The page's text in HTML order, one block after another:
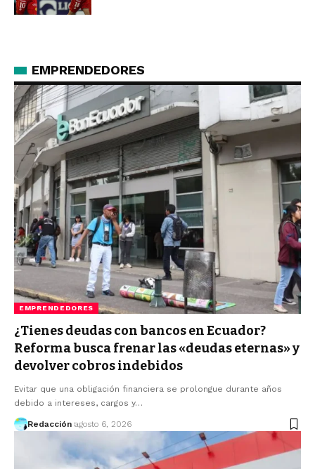
EMPRENDEDORES
EMPRENDEDORES
¿Tienes deudas con bancos en Ecuador?
Reforma busca frenar las «deudas eternas» y
devolver cobros indebidos
Evitar que una obligación financiera se prolongue durante años
debido a intereses, cargos y…
Redacción agosto 6, 2026